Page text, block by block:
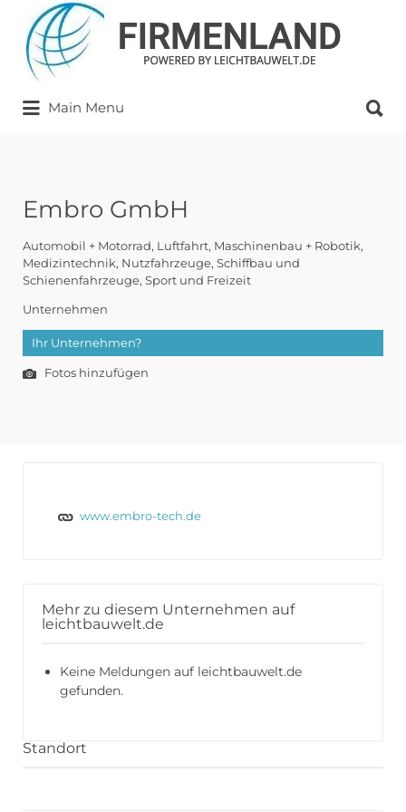
Suchen
nach:
Main Menu
nach:
Embro GmbH
Automobil + Motorrad Luftfahrt Maschinenbau + Robotik
Medizintechnik Nutzfahrzeuge Schiffbau und
Schienenfahrzeuge Sport und Freizeit
Unternehmen
Ihr Unternehmen?
Fotos hinzufügen
www.embro-tech.de
Mehr zu diesem Unternehmen auf
leichtbauwelt.de
Keine Meldungen auf leichtbauwelt.de
gefunden.
Standort